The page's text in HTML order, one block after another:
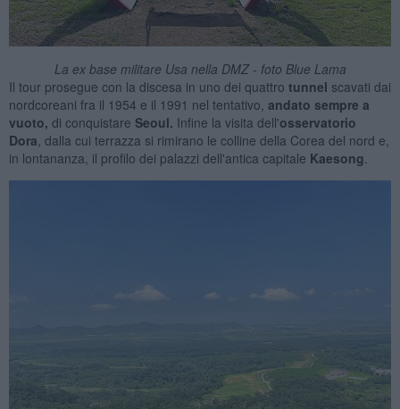
La ex base militare Usa nella DMZ - foto Blue Lama
Il tour prosegue con la discesa in uno dei quattro tunnel scavati dai
nordcoreani fra il 1954 e il 1991 nel tentativo, andato sempre a
vuoto, di conquistare Seoul. Infine la visita dell'osservatorio
Dora, dalla cui terrazza si rimirano le colline della Corea del nord e,
in lontananza, il profilo dei palazzi dell'antica capitale Kaesong.